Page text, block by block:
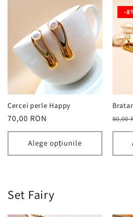
Cercei perle Happy
Preț
obișnuit
70,00 RON
Alege opțiunile
-
Preț
80,00
Set Fairy